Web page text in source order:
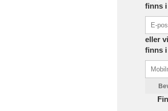
finns i
eller
finns i